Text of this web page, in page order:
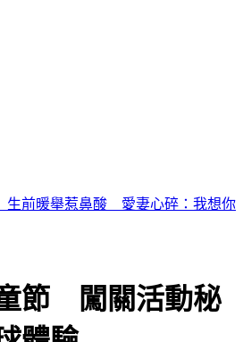
停止支援第三方帳號收寄信
節 闖關活動秘
體驗